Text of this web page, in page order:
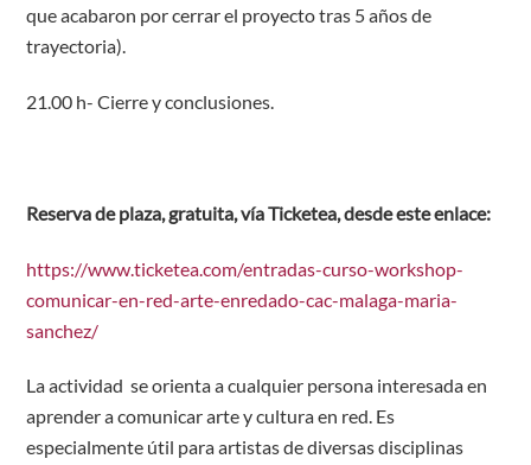
que acabaron por cerrar el proyecto tras 5 años de
trayectoria).
21.00 h- Cierre y conclusiones.
Reserva de plaza, gratuita, vía Ticketea, desde este enlace:
https://www.ticketea.com/entradas-curso-workshop-
comunicar-en-red-arte-enredado-cac-malaga-maria-
sanchez/
La actividad se orienta a cualquier persona interesada en
aprender a comunicar arte y cultura en red. Es
especialmente útil para artistas de diversas disciplinas